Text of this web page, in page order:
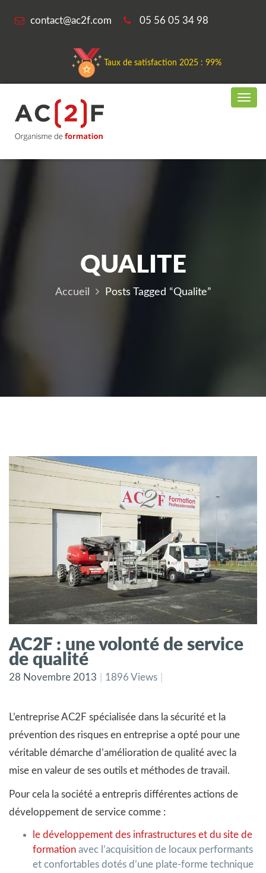
contact@ac2f.com 05 56 05 34 98
Taux de satisfaction 2025 : 99%
QUALITE
Accueil Posts Tagged “qualite”
AC2F : une volonté de service
de qualité
28 Novembre 2013 1896 Views
L’entreprise AC2F spécialisée dans la sécurité et la
prévention des risques en entreprise a opté pour une
véritable démarche d’amélioration de qualité avec la
mise en valeur de ses outils et méthodes de travail.
Pour cela la société a entrepris différentes actions de
développement de service comme :
le développement des infrastructures et du site de
formation avec l’acquisition de locaux performants
et confortables dotés d’une plate-forme technique